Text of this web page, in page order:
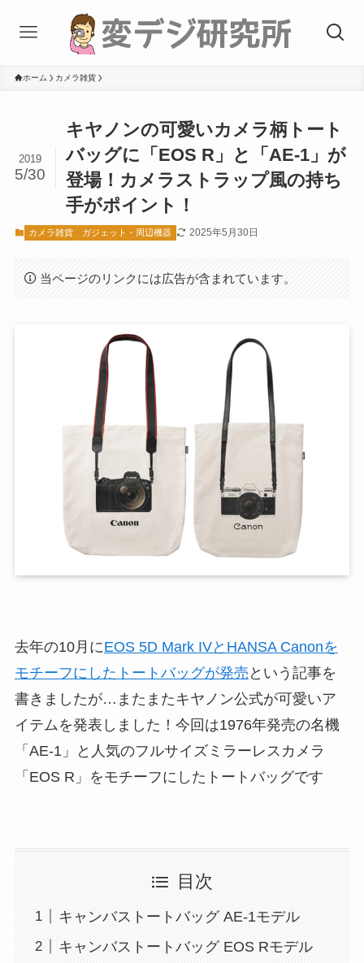
ホーム カメラ雑貨
キヤノンの可愛いカメラ柄トート
バッグに「EOS R」と「AE-1」が
登場！カメラストラップ風の持ち
手がポイント！
2019
5/30
カメラ雑貨 ガジェット・周辺機器 2025年5月30日
当ページのリンクには広告が含まれています。
去年の10月にEOS 5D Mark IVとHANSA Canonを
モチーフにしたトートバッグが発売 という記事を
書きましたが…またまたキヤノン公式が可愛いア
イテムを発表しました！今回は1976年発売の名機
「AE-1」と人気のフルサイズミラーレスカメラ
「EOS R」をモチーフにしたトートバッグです
目次
キャンバストートバッグ AE-1モデル
キャンバストートバッグ EOS Rモデル